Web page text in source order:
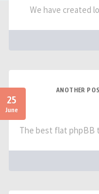
We have created
25
June
ANOTHER
The best flat phpBB